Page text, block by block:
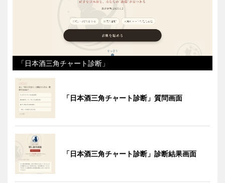
「日本酒三角チャート診断」
「日本酒三角チャート診断」質問画面
「日本酒三角チャート診断」診断結果画面